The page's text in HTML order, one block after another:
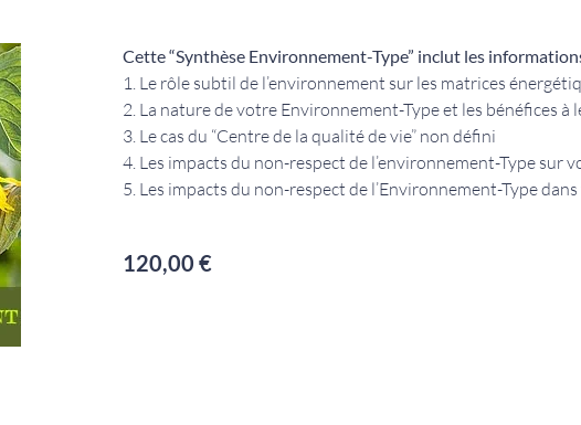
Cette “Synthèse Environnement-Type” inclut les
1. Le rôle subtil de l’environnement sur les matrices
2. La nature de votre Environnement-Type et les bénéfices à
3. Le cas du “Centre de la qualité de vie” non défini
4. Les impacts du non-respect de l’environnement-Type sur
5. Les impacts du non-respect de l’Environnement-Type
120,00 €